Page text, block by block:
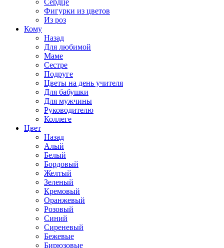
Сердце
Фигурки из цветов
Из роз
Кому
Назад
Для любимой
Маме
Сестре
Подруге
Цветы на день учителя
Для бабушки
Для мужчины
Руководителю
Коллеге
Цвет
Назад
Алый
Белый
Бордовый
Желтый
Зеленый
Кремовый
Оранжевый
Розовый
Синий
Сиреневый
Бежевые
Бирюзовые